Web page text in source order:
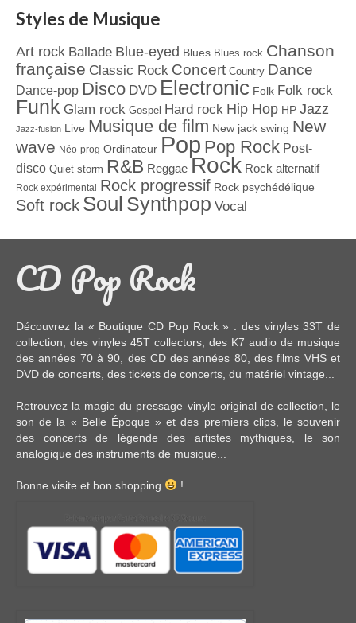
Styles de Musique
Art rock Ballade Blue-eyed Blues Blues rock Chanson
française Classic Rock Concert Country Dance
Dance-pop Disco DVD Electronic Folk Folk rock
Funk Glam rock Gospel Hard rock Hip Hop HP Jazz
Jazz-fusion Live Musique de film New jack swing New
wave Néo-prog Ordinateur Pop Pop Rock Post-
disco Quiet storm R&B Reggae Rock Rock alternatif
Rock expérimental Rock progressif Rock psychédélique
Soft rock Soul Synthpop Vocal
CD Pop Rock
Découvrez la « Boutique CD Pop Rock » : des vinyles 33T de
collection, des vinyles 45T collectors, des K7 audio de musique
des années 70 à 90, des CDdes années 80, desfilms VHS et
DVD de concerts, des tickets de concerts , du matériel vintage
Retrouvez la magie du pressage vinyle original de collection, le
son de la « Belle Époque » et des premiers clips, le souvenir
des concerts de légende des artistes mythiques, le son
analogique des instruments de musique...
Bonne visite et bon shopping !